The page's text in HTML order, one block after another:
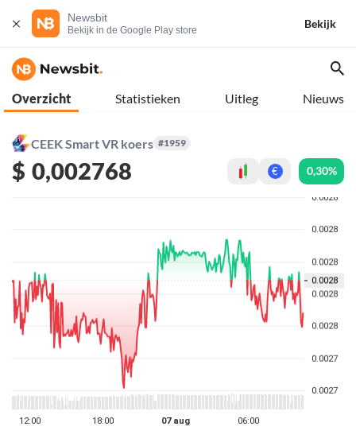
Newsbit
Bekijk in de Google Play store
Bekijk
Overzicht Statistieken Uitleg Nieuws
CEEK Smart VR koers #1959
$ 0,002768 € 0,30%